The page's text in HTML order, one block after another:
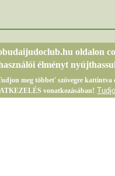
oldalon
élményt
meg többet' szövegre kattintva
vonatkozásában!